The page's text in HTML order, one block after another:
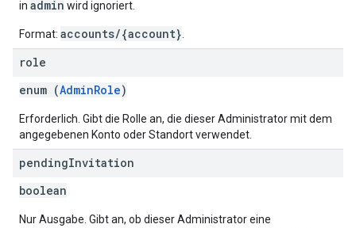
in admin wird ignoriert.
Format: accounts/{account}
role
enum (AdminRole)
Erforderlich. Gibt die Rolle an, die dieser Administrator mit dem
angegebenen Konto oder Standort verwendet.
pendingInvitation
boolean
Nur Ausgabe. Gibt an, ob dieser Administrator eine